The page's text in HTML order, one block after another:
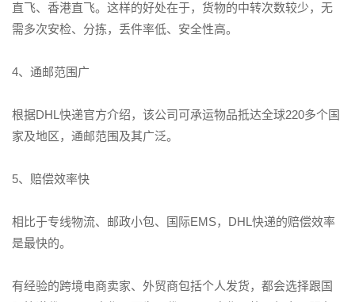
直飞、香港直飞。这样的好处在于，货物的中转次数较少，无
需多次安检、分拣，丢件率低、安全性高。
4、通邮范围广
根据DHL快递官方介绍，该公司可承运物品抵达全球220多个国
家及地区，通邮范围及其广泛。
5、赔偿效率快
相比于专线物流、邮政小包、国际EMS，DHL快递的赔偿效率
是最快的。
有经验的跨境电商卖家、外贸商包括个人发货，都会选择跟国